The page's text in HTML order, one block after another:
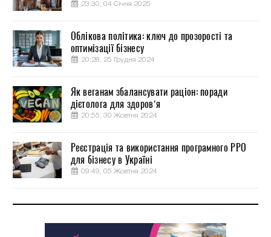
23:30, 04 Січня 2025
Облікова політика: ключ до прозорості та
оптимізації бізнесу
20:28, 25 Грудня 2024
Як веганам збалансувати раціон: поради
дієтолога для здоров’я
20:55, 30 Жовтня 2024
Реєстрація та використання програмного РРО
для бізнесу в Україні
09:49, 05 Жовтня 2024